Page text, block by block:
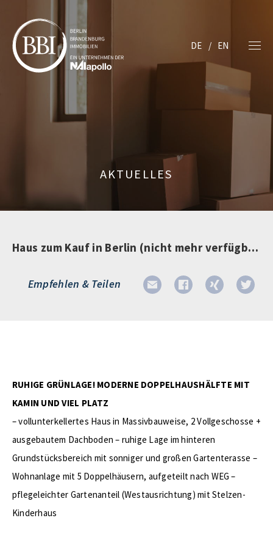
DE EN
AKTUELLES
Haus zum Kauf in Berlin (nicht mehr verfügbar)
Empfehlen & Teilen
RUHIGE GRÜNLAGE! MODERNE DOPPELHAUSHÄLFTE MIT
KAMIN UND VIEL PLATZ
– vollunterkellertes Haus in Massivbauweise, 2 Vollgeschosse +
ausgebautem Dachboden – ruhige Lage im hinteren
Grundstücksbereich mit sonniger und großen Gartenterasse –
Wohnanlage mit 5 Doppelhäusern, aufgeteilt nach WEG –
pflegeleichter Gartenanteil (Westausrichtung) mit Stelzen-
Kinderhaus